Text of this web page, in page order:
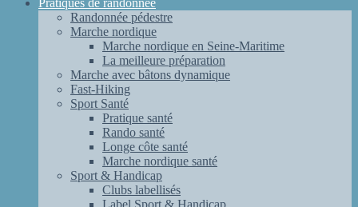
Pratiques de randonnée
Randonnée pédestre
Marche nordique
Marche nordique en Seine-Maritime
La meilleure préparation
Marche avec bâtons dynamique
Fast-Hiking
Sport Santé
Pratique santé
Rando santé
Longe côte santé
Marche nordique santé
Sport & Handicap
Clubs labellisés
Label Sport & Handicap